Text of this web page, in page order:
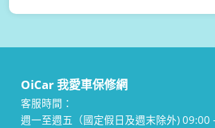
OiCar 我愛車保修網
客服時間：
週一至週五（國定假日及週末除外) 09:00